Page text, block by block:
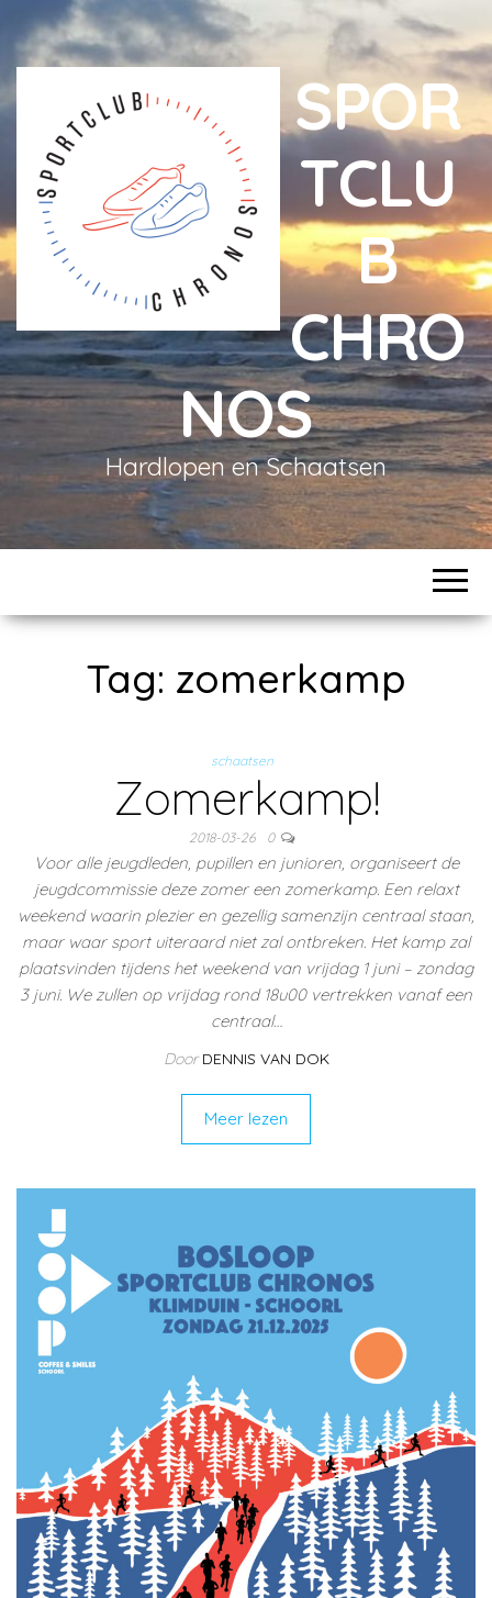
SPOR
TCLU
B
CHRO
NOS
Hardlopen en Schaatsen
Tag: zomerkamp
schaatsen
Zomerkamp!
2018-03-26 0
Voor alle jeugdleden, pupillen en junioren, organiseert de
jeugdcommissie deze zomer een zomerkamp. Een relaxt
weekend waarin plezier en gezellig samenzijn centraal staan,
maar waar sport uiteraard niet zal ontbreken. Het kamp zal
plaatsvinden tijdens het weekend van vrijdag 1 juni – zondag
3 juni. We zullen op vrijdag rond 18u00 vertrekken vanaf een
centraal…
Door DENNIS VAN DOK
Meer lezen